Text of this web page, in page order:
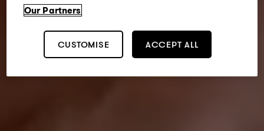
Our Partners
CUSTOMISE ACCEPT ALL